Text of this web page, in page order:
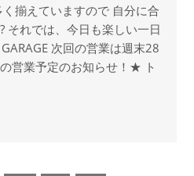
く揃えていますので 自分に合
それでは、今日も楽しい一日
次回の営業は週末28
営業予定のお知らせ！★ ト